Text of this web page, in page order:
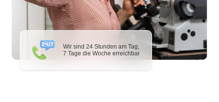
Wir sind 24 Stunden am Tag,
7 Tage die Woche erreichbar